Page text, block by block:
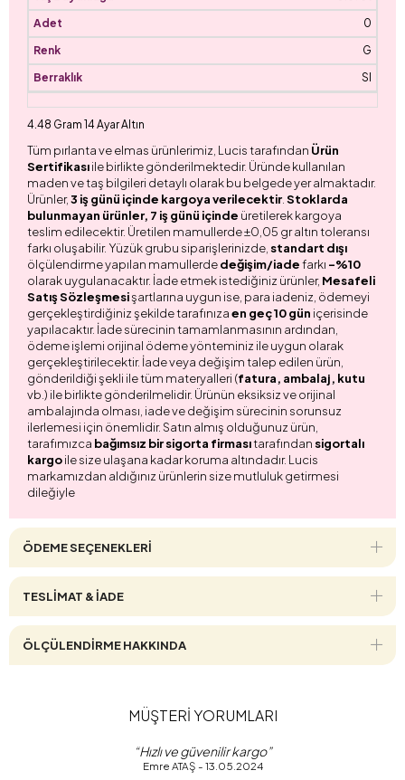
0
G
SI
4.48 Gram 14 Ayar Altın
Tüm pırlanta ve elmas ürünlerimiz, Lucis tarafından Ürün
Sertifikasıile birlikte gönderilmektedir. Üründe kullanılan
maden ve taş bilgileri detaylı olarak bu belgede yer almaktadır.
Ürünler,3 iş günü içinde kargoya verilecektir. Stoklarda
bulunmayan ürünler, 7 iş günü içinde üretilerek kargoya
teslim edilecektir. Üretilen mamullerde ±0,05 gr altın toleransı
farkı oluşabilir. Yüzük grubu siparişlerinizde, standart dışı
ölçülendirme yapılan mamullerdedeğişim/iadefarkı -%10
olarak uygulanacaktır. İade etmek istediğiniz ürünler, Mesafeli
Satış Sözleşmesişartlarına uygun ise, para iadeniz, ödemeyi
gerçekleştirdiğiniz şekilde tarafınızaen geç 10 gün içerisinde
yapılacaktır. İade sürecinin tamamlanmasının ardından,
ödeme işlemi orijinal ödeme yönteminiz ile uygun olarak
gerçekleştirilecektir. İade veya değişim talep edilen ürün,
gönderildiği şekli ile tüm materyalleri (fatura, ambalaj, kutu
vb.) ile birlikte gönderilmelidir. Ürünün eksiksiz ve orijinal
ambalajında olması, iade ve değişim sürecinin sorunsuz
ilerlemesi için önemlidir. Satın almış olduğunuz ürün,
tarafımızca bağımsız bir sigorta firmasıtarafından sigortalı
kargoile size ulaşana kadar koruma altındadır. Lucis
markamızdan aldığınız ürünlerin size mutluluk getirmesi
dileğiyle
ÖDEME SEÇENEKLERI
TESLİMAT & İADE
ÖLÇÜLENDİRME HAKKINDA
MÜŞTERİ YORUMLARI
“Hızlı ve güvenilir kargo”
Emre ATAŞ - 13.05.2024